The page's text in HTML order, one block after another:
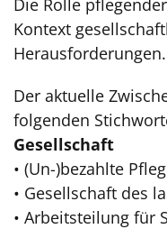
Die Rolle
Kontext
Herausforderungen.
Der aktuelle
folgenden
Gesellschaft
• (Un-)bezahlte
• Gesellschaft des
• Arbeitsteilung für